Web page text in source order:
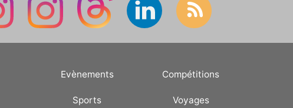
Evènements Compétitions
Sports Voyages